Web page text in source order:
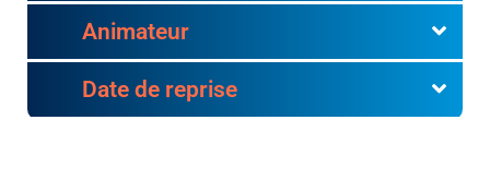
Animateur
Date de reprise